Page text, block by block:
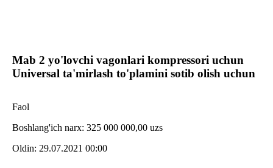
Mab 2 yo'lovchi vagonlari kompressori uchun
Universal ta'mirlash to'plamini sotib olish uchun
Faol
Boshlang'ich narx: 325 000 000,00 uzs
Oldin: 29.07.2021 00:00